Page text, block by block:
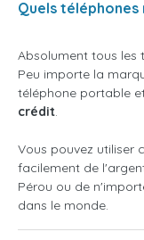
Quels
Absolument tous les
Peu importe la
téléphone portable
crédit.
Vous pouvez utiliser
facilement de
Pérou ou de
dans le monde.